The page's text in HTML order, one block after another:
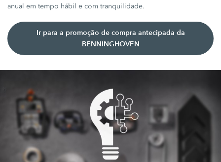
anual em tempo hábil e com tranquilidade.
Ir para a promoção de compra antecipada da
BENNINGHOVEN